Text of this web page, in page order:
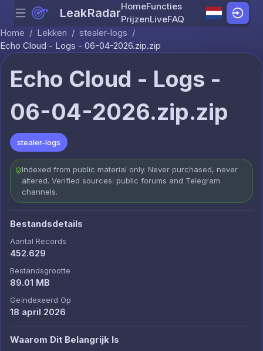
Skip to content
Menu LeakRadarHomeFuncties
PrijzenLiveFAQ
Home / Lekken / stealer-logs /
Echo Cloud - Logs - 06-04-2026.zip.zip
Echo Cloud - Logs -
06-04-2026.zip.zip
stealer-logs
Indexed from public material only. Never purchased, never
altered. Verified sources: public forums and Telegram
channels.
Bestandsdetails
Aantal Records
452.629
Bestandsgrootte
89.01 MB
Geïndexeerd Op
18 april 2026
Waarom Dit Belangrijk Is